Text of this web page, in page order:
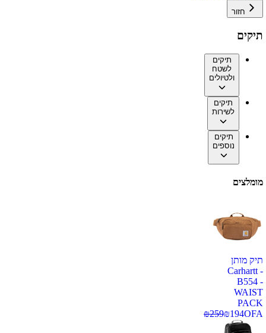
חזור
תיקים
תיקים
לשטח
ולטיולים
תיקים
לשירות
תיקים
נוספים
מומלצים
תיק מותן
Carhartt -
B554 -
WAIST
PACK
OFA
₪194
₪259